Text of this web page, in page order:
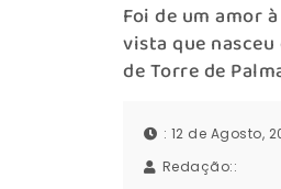
Foi de um amor
vista que
de Torre de
: 12 de Agosto,
Redação::